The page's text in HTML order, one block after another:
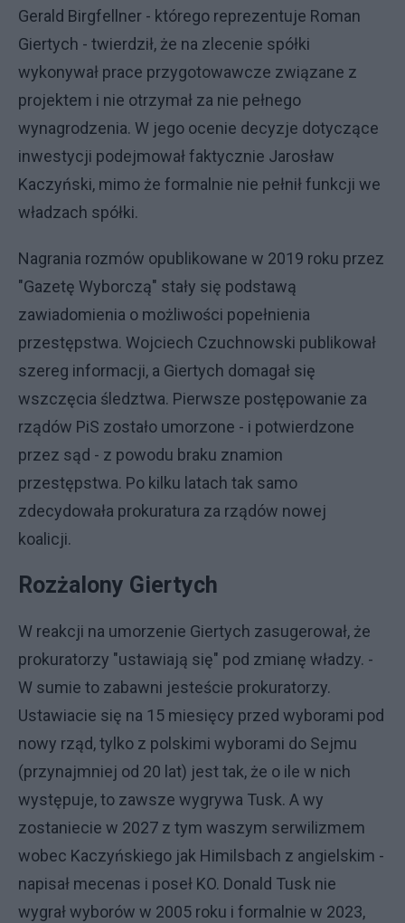
Gerald Birgfellner - którego reprezentuje Roman
Giertych - twierdził, że na zlecenie spółki
wykonywał prace przygotowawcze związane z
projektem i nie otrzymał za nie pełnego
wynagrodzenia. W jego ocenie decyzje dotyczące
inwestycji podejmował faktycznie Jarosław
Kaczyński, mimo że formalnie nie pełnił funkcji we
władzach spółki.
Nagrania rozmów opublikowane w 2019 roku przez
"Gazetę Wyborczą" stały się podstawą
zawiadomienia o możliwości popełnienia
przestępstwa. Wojciech Czuchnowski publikował
szereg informacji, a Giertych domagał się
wszczęcia śledztwa. Pierwsze postępowanie za
rządów PiS zostało umorzone - i potwierdzone
przez sąd - z powodu braku znamion
przestępstwa. Po kilku latach tak samo
zdecydowała prokuratura za rządów nowej
koalicji.
Rozżalony Giertych
W reakcji na umorzenie Giertych zasugerował, że
prokuratorzy "ustawiają się" pod zmianę władzy. -
W sumie to zabawni jesteście prokuratorzy.
Ustawiacie się na 15 miesięcy przed wyborami pod
nowy rząd, tylko z polskimi wyborami do Sejmu
(przynajmniej od 20 lat) jest tak, że o ile w nich
występuje, to zawsze wygrywa Tusk. A wy
zostaniecie w 2027 z tym waszym serwilizmem
wobec Kaczyńskiego jak Himilsbach z angielskim -
napisał mecenas i poseł KO. Donald Tusk nie
wygrał wyborów w 2005 roku i formalnie w 2023,